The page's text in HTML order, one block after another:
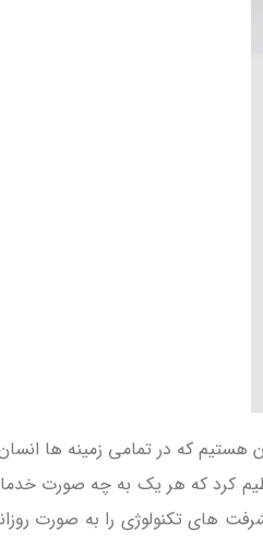
که در تمامی زمینه ها
کرد که هر یک به چه صورت
های تکنولوژی را به صورت